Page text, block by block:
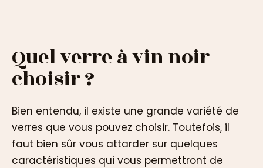
Quel verre à vin noir
choisir ?
Bien entendu, il existe une grande variété de
verres que vous pouvez choisir. Toutefois, il
faut bien sûr vous attarder sur quelques
caractéristiques qui vous permettront de